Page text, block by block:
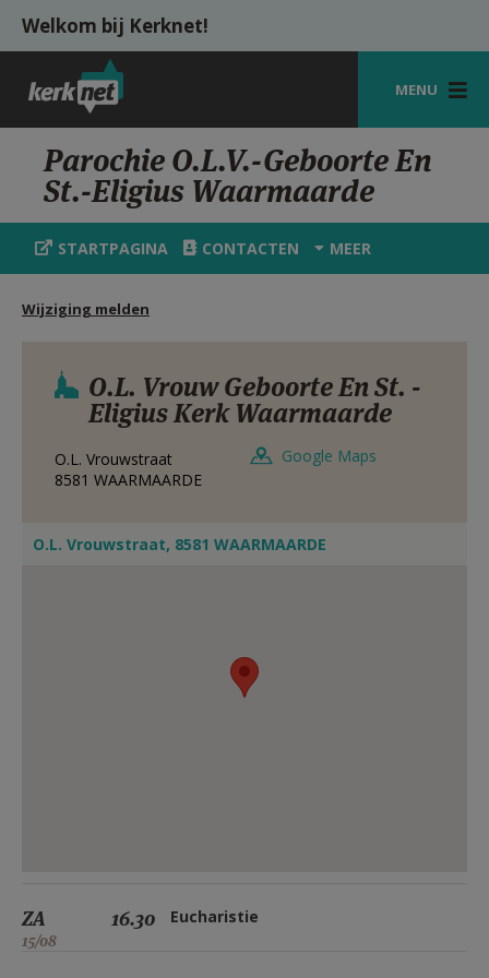
Overslaan en naar de inhoud gaan
Welkom bij Kerknet!
MENU
STARTPAGINA
KERK
VIERINGEN
HULP
MIJN PAROCHIE
AANMELDEN OF REGISTREREN
Parochie O.L.V.-Geboorte En
St.-Eligius Waarmaarde
STARTPAGINA CONTACTEN MEER
Wijziging melden
O.L. Vrouw Geboorte En St. -
Eligius Kerk Waarmaarde
O.L. Vrouwstraat
8581 WAARMAARDE
Google Maps
O.L. Vrouwstraat, 8581 WAARMAARDE
ZA
15/08
16.30 Eucharistie